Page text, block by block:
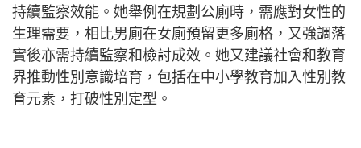
持續監察效能。她舉例在規劃公廁時，需應對女性的
生理需要，相比男廁在女廁預留更多廁格，又強調落
實後亦需持續監察和檢討成效。她又建議社會和教育
界推動性別意識培育，包括在中小學教育加入性別教
育元素，打破性別定型。